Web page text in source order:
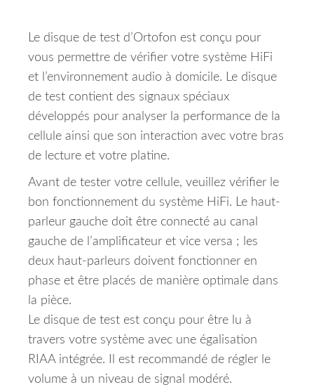
Le disque de test d’Ortofon est conçu pour
vous permettre de vérifier votre système HiFi
et l’environnement audio à domicile. Le disque
de test contient des signaux spéciaux
développés pour analyser la performance de la
cellule ainsi que son interaction avec votre bras
de lecture et votre platine.
Avant de tester votre cellule, veuillez vérifier le
bon fonctionnement du système HiFi. Le haut-
parleur gauche doit être connecté au canal
gauche de l’amplificateur et vice versa ; les
deux haut-parleurs doivent fonctionner en
phase et être placés de manière optimale dans
la pièce.
Le disque de test est conçu pour être lu à
travers votre système avec une égalisation
RIAA intégrée. Il est recommandé de régler le
volume à un niveau de signal modéré.